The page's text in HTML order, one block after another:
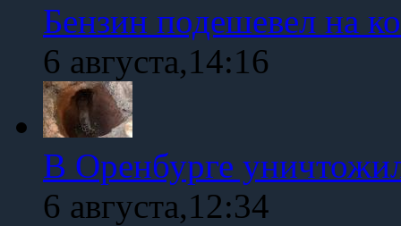
Бензин подешевел на
6 августа,14:16
В Оренбурге
6 августа,12:34